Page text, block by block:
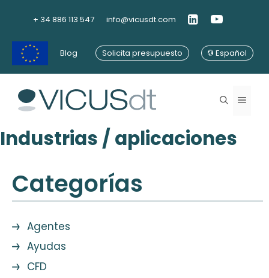
+ 34 886 113 547 info@vicusdt.com
Blog Solicita presupuesto Español
Menú
Industrias / aplicaciones
Categorías
Agentes
Ayudas
CFD